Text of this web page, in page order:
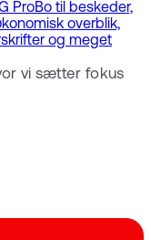
ProBo til beskeder,
overblik,
og meget
vi sætter fokus